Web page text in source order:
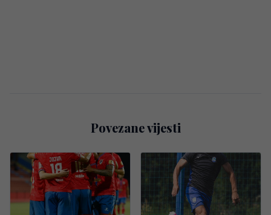
Povezane vijesti